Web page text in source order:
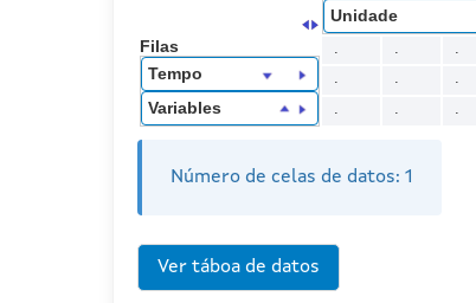
Unidade
Filas
Tempo
Variables
. .
.
.
.
.
.
. .
Número de celas de datos: 1